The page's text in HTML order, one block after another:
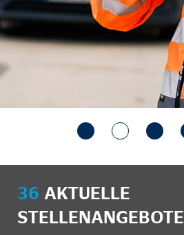
36 AKTUELLE
STELLENANGEBOTE